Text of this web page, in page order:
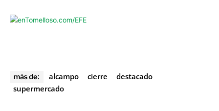
más de: alcampo cierre
destacado
supermercado